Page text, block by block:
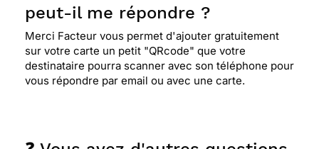
⭐⭐⭐⭐
Le 26/02/2015 : Elle est originale pour un
petit garçon de 8 ans
peut-il me répondre ?
Merci Facteur vous permet d'ajouter gratuitement
sur votre carte un petit "QRcode" que votre
destinataire pourra scanner avec son téléphone pour
vous répondre par email ou avec une carte.